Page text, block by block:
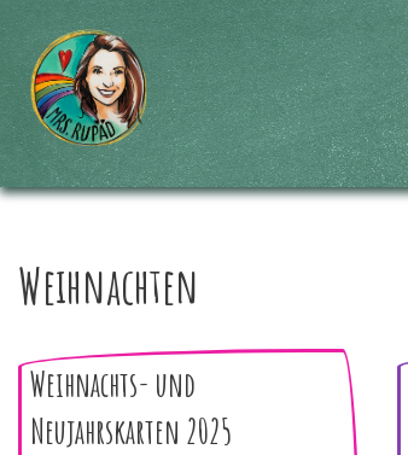
Zum
Inhalt
springen
Weihnachten
Weihnachts- und
Neujahrskarten 2025